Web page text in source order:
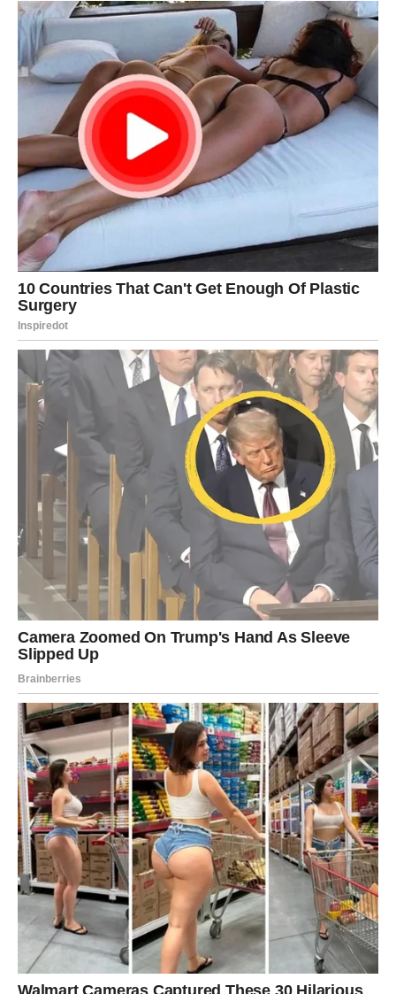
Neke osobe ulaze u život baš onda kada su vam
najpotrebnije.
RIBE
Ribe konačno upoznaju osobu koja ih ne tjera da se
mijenjaju kako bi bile voljene.
Pred vama je period nježnosti, pažnje i osjećaja da ste
konačno pronašli nekoga ko razumije vaše emocije.
Ljubav liječi stare rane
Ovo je početak mnogo sretnijeg emotivnog poglavlja.
Zvijezde sada donose veliku ljubavnu sreću mnogim
znakovima koji su dugo čekali pravu osobu. Posebno će
srećni biti Rakovi, Vage i Ribe kojima dolaze sudbinski
susreti i emocije koje mijenjaju život iz korijena.
Ovo je period kada univerzum konačno spaja ljude koji su
spremni za iskrenu ljubav, podršku i odnos bez igrica i
lažnih obećanja. Nakon dugog čekanja, mnogi znakovi
sada dobijaju upravo ono što su zaslužili – osobu uz koju
mogu biti potpuno svoji.